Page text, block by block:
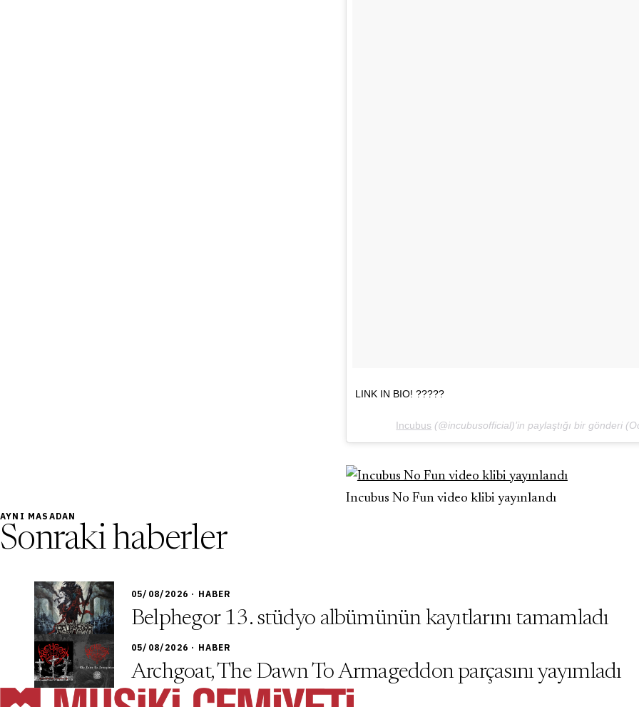
LINK IN BIO! ?????
Incubus (@incubusofficial)’in paylaştığı bir gönderi (
Incubus No Fun video klibi yayınlandı
AYNI MASADAN
Sonraki haberler
05/08/2026 · HABER
Belphegor 13. stüdyo albümünün kayıtlarını tamamladı
05/08/2026 · HABER
Archgoat, The Dawn To Armageddon parçasını yayımladı